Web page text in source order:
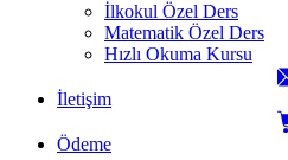
İlkokul Özel Ders
Matematik Özel Ders
Hızlı Okuma Kursu
İletişim
Ödeme